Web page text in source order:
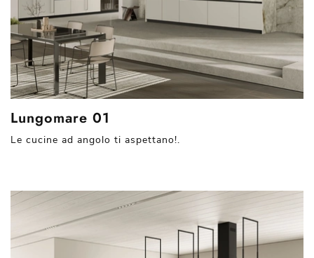
Lungomare 01
Le cucine ad angolo ti aspettano!.